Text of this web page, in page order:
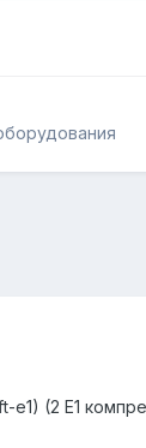
e1) (2 E1